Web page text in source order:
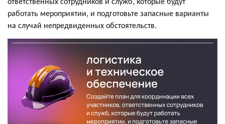
работать мероприятии, и подготовьте запасные варианты
на случай непредвиденных обстоятельств.